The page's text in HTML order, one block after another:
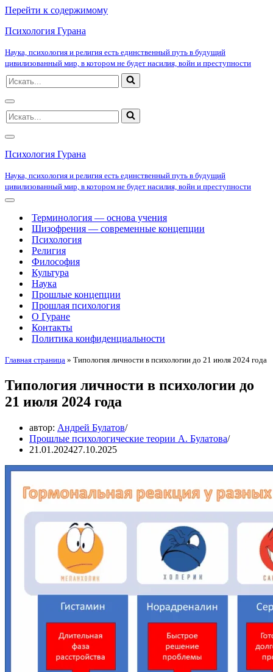
Перейти к содержимому
Психология Гурана
Наука, психология и религия есть единственный путь в будущий
цивилизованный мир, в котором не будет насилия, войн и преступности
Искать...
Меню
навигации
Искать...
Меню
навигации
Психология Гурана
Наука, психология и религия есть единственный путь в будущий
цивилизованный мир, в котором не будет насилия, войн и преступности
Меню
навигацииТерминология — основа учения
Шизофрения — современные концепции
Психология
Религия
Философия
Культура
Наука
Прошлые концепции
Прошлая психология
О Гуране
Контакты
Политика конфиденциальности
Главная страница » Типология личности в психологии до 21 июля 2024 года
Типология личности в психологии до
21 июля 2024 года
автор: Андрей Булатов
Прошлые психологические теории А. Булатова
21.01.202427.10.2025